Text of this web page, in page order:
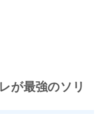
が最強のソリ